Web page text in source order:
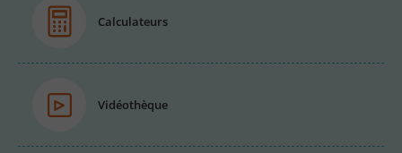
Calculateurs
Vidéothèque